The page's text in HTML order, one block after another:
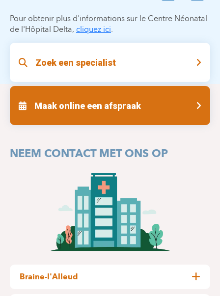
Pour obtenir plus d'informations sur le Centre Néonatal
de l'Hôpital Delta, cliquez ici.
Zoek een specialist
Maak online een afspraak
NEEM CONTACT MET ONS OP
Braine-l'Alleud